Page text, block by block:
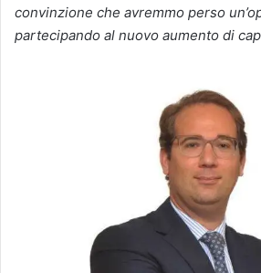
convinzione che avremmo perso
partecipando al nuovo aumento di